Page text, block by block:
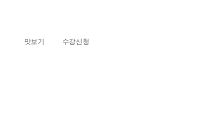
맛보기
수강신청